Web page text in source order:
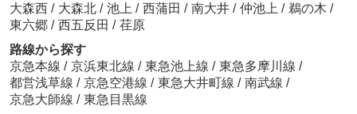
大森西 / 大森北 / 池上 / 西蒲田 / 南大井 / 仲池上 / 鵜の木 /
東六郷 / 西五反田 / 荏原
路線から探す
京急本線 / 京浜東北線 / 東急池上線 / 東急多摩川線 /
都営浅草線 / 京急空港線 / 東急大井町線 / 南武線 /
京急大師線 / 東急目黒線